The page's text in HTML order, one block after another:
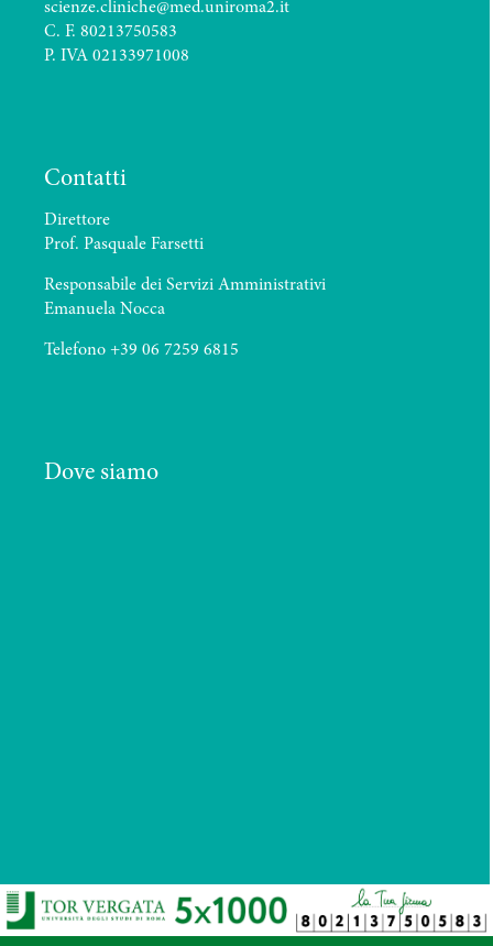
scienze.cliniche@med.uniroma2.it
C. F. 80213750583
P. IVA 02133971008
Contatti
Direttore
Prof. Pasquale Farsetti
Responsabile dei Servizi Amministrativi
Emanuela Nocca
Telefono +39 06 7259 6815
Dove siamo